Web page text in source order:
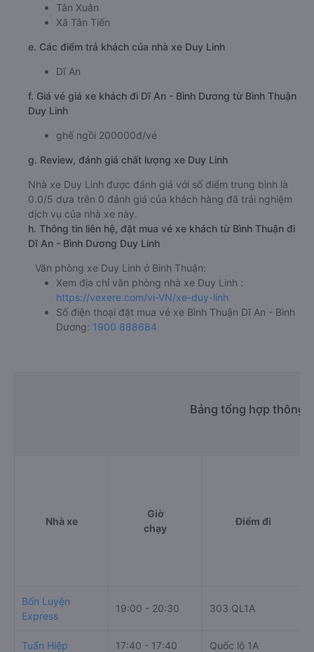
Tân Xuân
Xã Tân Tiến
e. Các điểm trả khách của nhà xe Duy Linh
Dĩ An
f. Giá vé giá xe khách đi Dĩ An - Bình Dương từ Bình Thuận
Duy Linh
ghế ngồi 200000đ/vé
g. Review, đánh giá chất lượng xe Duy Linh
Nhà xe Duy Linh được đánh giá với số điểm trung bình là
0.0/5 dựa trên 0 đánh giá của khách hàng đã trải nghiệm
dịch vụ của nhà xe này.
h. Thông tin liên hệ, đặt mua vé xe khách từ Bình Thuận đi
Dĩ An - Bình Dương Duy Linh
Văn phòng xe Duy Linh ở Bình Thuận:
Xem địa chỉ văn phòng nhà xe Duy Linh :
https://vexere.com/vi-VN/xe-duy-linh
Số điện thoại đặt mua vé xe Bình Thuận Dĩ An - Bình
Dương: 1900 888684
Bảng tổng hợp thông
Nhà xe
Giờ
chạy
Điểm đi
Bốn Luyện
Express
19:00 - 20:30 303 QL1A
Tuấn Hiệp 17:40 - 17:40 Quốc lộ 1A